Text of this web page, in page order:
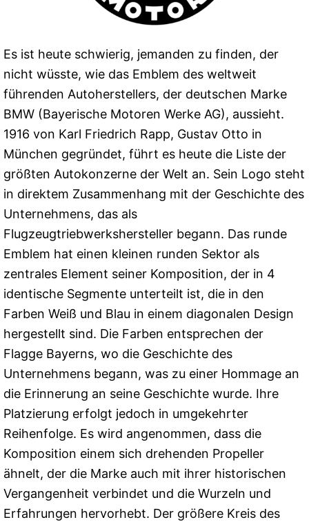
Es ist heute schwierig, jemanden zu finden, der
nicht wüsste, wie das Emblem des weltweit
führenden Autoherstellers, der deutschen Marke
BMW (Bayerische Motoren Werke AG), aussieht.
1916 von Karl Friedrich Rapp, Gustav Otto in
München gegründet, führt es heute die Liste der
größten Autokonzerne der Welt an. Sein Logo steht
in direktem Zusammenhang mit der Geschichte des
Unternehmens, das als
Flugzeugtriebwerkshersteller begann. Das runde
Emblem hat einen kleinen runden Sektor als
zentrales Element seiner Komposition, der in 4
identische Segmente unterteilt ist, die in den
Farben Weiß und Blau in einem diagonalen Design
hergestellt sind. Die Farben entsprechen der
Flagge Bayerns, wo die Geschichte des
Unternehmens begann, was zu einer Hommage an
die Erinnerung an seine Geschichte wurde. Ihre
Platzierung erfolgt jedoch in umgekehrter
Reihenfolge. Es wird angenommen, dass die
Komposition einem sich drehenden Propeller
ähnelt, der die Marke auch mit ihrer historischen
Vergangenheit verbindet und die Wurzeln und
Erfahrungen hervorhebt. Der größere Kreis des